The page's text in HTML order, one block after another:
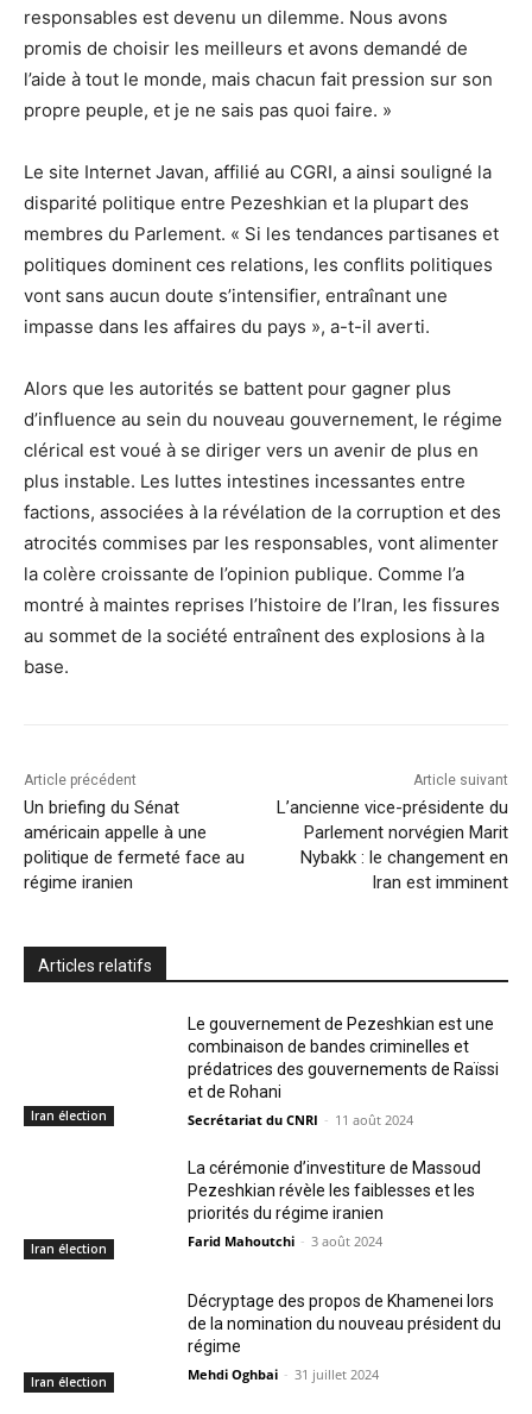
responsables est devenu un dilemme. Nous avons
promis de choisir les meilleurs et avons demandé de
l’aide à tout le monde, mais chacun fait pression sur son
propre peuple, et je ne sais pas quoi faire. »
Le site Internet Javan, affilié au CGRI, a ainsi souligné la
disparité politique entre Pezeshkian et la plupart des
membres du Parlement. « Si les tendances partisanes et
politiques dominent ces relations, les conflits politiques
vont sans aucun doute s’intensifier, entraînant une
impasse dans les affaires du pays », a-t-il averti.
Alors que les autorités se battent pour gagner plus
d’influence au sein du nouveau gouvernement, le régime
clérical est voué à se diriger vers un avenir de plus en
plus instable. Les luttes intestines incessantes entre
factions, associées à la révélation de la corruption et des
atrocités commises par les responsables, vont alimenter
la colère croissante de l’opinion publique. Comme l’a
montré à maintes reprises l’histoire de l’Iran, les fissures
au sommet de la société entraînent des explosions à la
base.
Article précédent
Un briefing du Sénat
américain appelle à une
politique de fermeté face au
régime iranien
Article suivant
L’ancienne vice-présidente du
Parlement norvégien Marit
Nybakk : le changement en
Iran est imminent
Articles relatifs
Iran élection
Le gouvernement de Pezeshkian est une
combinaison de bandes criminelles et
prédatrices des gouvernements de Raïssi
et de Rohani
Secrétariat du CNRI - 11 août 2024
Iran élection
La cérémonie d’investiture de Massoud
Pezeshkian révèle les faiblesses et les
priorités du régime iranien
Farid Mahoutchi - 3 août 2024
Iran élection
Décryptage des propos de Khamenei lors
de la nomination du nouveau président du
régime
Mehdi Oghbai - 31 juillet 2024